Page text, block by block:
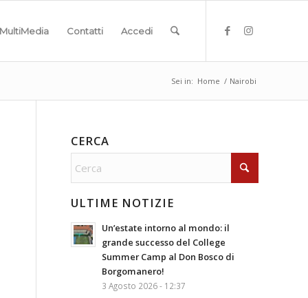
Contatti Accedi
Sei in: Home / Nairobi
CERCA
ULTIME NOTIZIE
Un’estate intorno al mondo: il
grande successo del College
Summer Camp al Don Bosco di
Borgomanero!
3 Agosto 2026 - 12:37